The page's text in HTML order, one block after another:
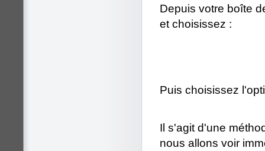
Depuis votre boîte
et choisissez :
Puis choisissez
Il s'agit d'une
nous allons voir